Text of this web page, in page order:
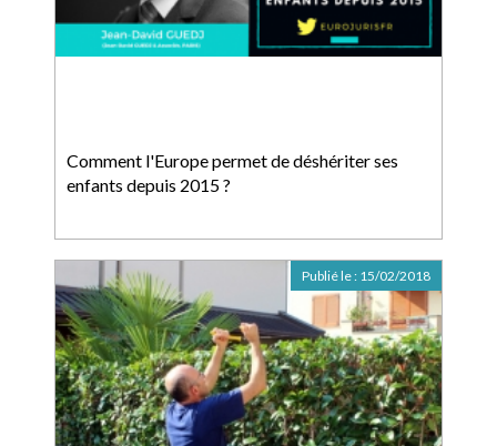
Comment l'Europe permet de déshériter ses
enfants depuis 2015 ?
Publié le : 15/02/2018